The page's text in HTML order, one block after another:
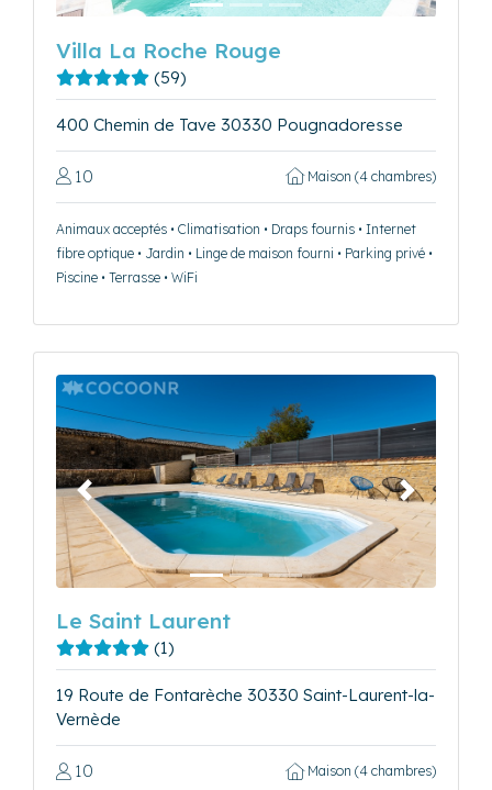
Villa La Roche Rouge
(59)
400 Chemin de Tave 30330 Pougnadoresse
10 Maison (4 chambres)
Animaux acceptés • Climatisation • Draps fournis • Internet
fibre optique • Jardin • Linge de maison fourni • Parking privé •
Piscine • Terrasse • WiFi
Précédent Suivant
Le Saint Laurent
(1)
19 Route de Fontarèche 30330 Saint-Laurent-la-
Vernède
10 Maison (4 chambres)